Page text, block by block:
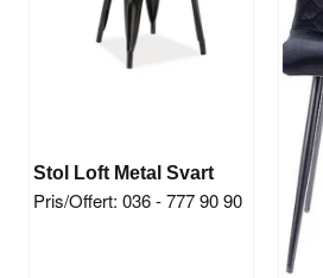
Stol Loft Metal Svart
Pris/Offert: 036 - 777 90 90
Ja, ni får publicera min fråga
Skicka fråga